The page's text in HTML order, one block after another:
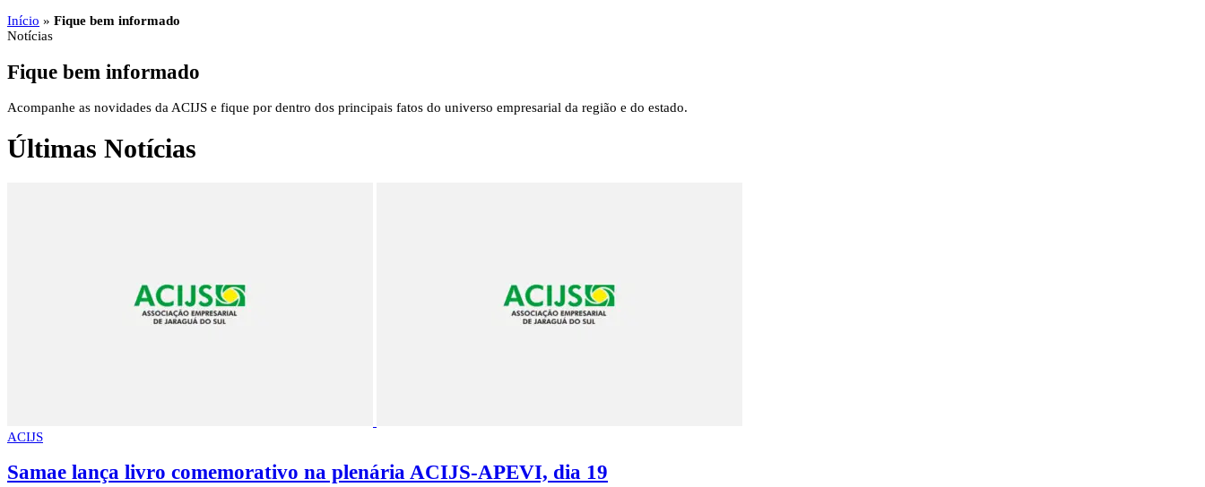
Início » Fique bem informado
Notícias
Fique bem informado
Acompanhe as novidades da ACIJS e fique por dentro dos principais fatos do universo empresarial da região e do estado.
Últimas Notícias
ACIJS
Samae lança livro comemorativo na plenária ACIJS-APEVI, dia 19